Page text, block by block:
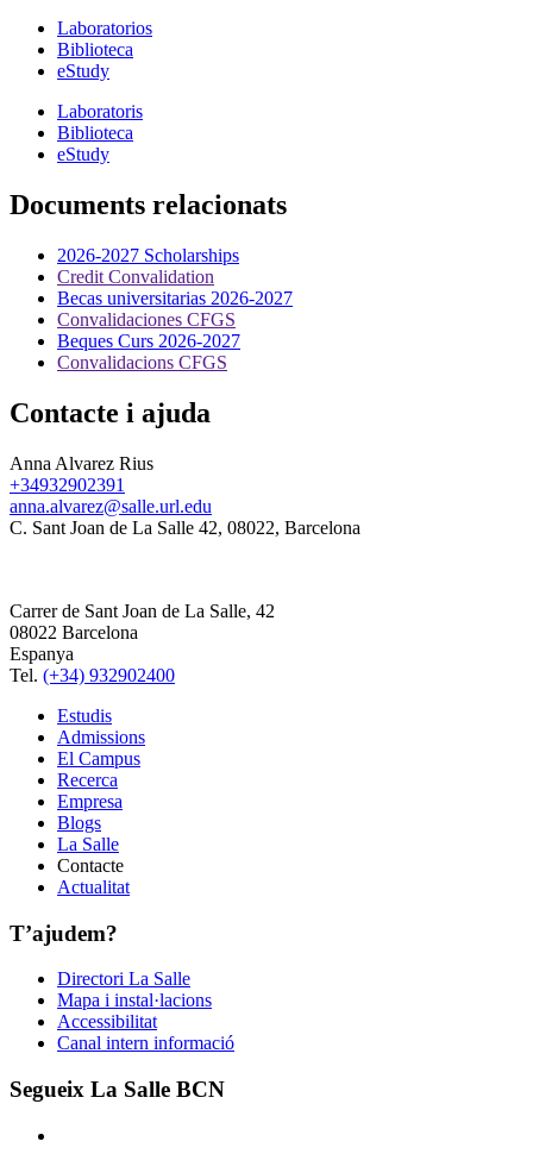
Laboratorios
Biblioteca
eStudy
Laboratoris
Biblioteca
eStudy
Documents relacionats
2026-2027 Scholarships
Credit Convalidation
Becas universitarias 2026-2027
Convalidaciones CFGS
Beques Curs 2026-2027
Convalidacions CFGS
Contacte i ajuda
Anna Alvarez Rius
+34932902391
anna.alvarez@salle.url.edu
C. Sant Joan de La Salle 42, 08022, Barcelona
Carrer de Sant Joan de La Salle, 42
08022 Barcelona
Espanya
Tel. (+34) 932902400
Estudis
Admissions
El Campus
Recerca
Empresa
Blogs
La Salle
Contacte
Actualitat
T’ajudem?
Directori La Salle
Mapa i instal·lacions
Accessibilitat
Canal intern informació
Segueix La Salle BCN